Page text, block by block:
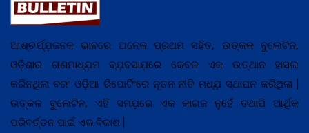
ଆଶ୍ଚର୍ଯ୍ଯ଼ଜନକ ଭାବରେ ଅନେକ ପ୍ରଥମ ସହିତ, ଉତ୍କଳ ବୁଲେଟିନ,
ଓଡ଼ିଶାର ଗଣମାଧ୍ଯ଼ମ ବ୍ଯ଼ବସାଯ଼ରେ କେବଳ ଏକ ଉତ୍ଥାନ ହାସଲ
କରିନଥିଲା ବରଂ ଓଡ଼ିଆ ରିପୋର୍ଟିଂରେ ନୂତନ ନୀତି ମଧ୍ଯ଼ ସ୍ଥାପନ କରିଥିଲା |
ଉତ୍କଳ ବୁଲେଟିନ, ଏହି ସମଯ଼ରେ ଏକ କାଗଜ ନୁହେଁ ତଥାପି ଆର୍ଥିକ
ପରିବର୍ତ୍ତନ ପାଇଁ ଏକ ବିକାଶ |